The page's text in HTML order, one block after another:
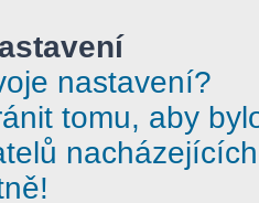
nastavení?
tomu, aby